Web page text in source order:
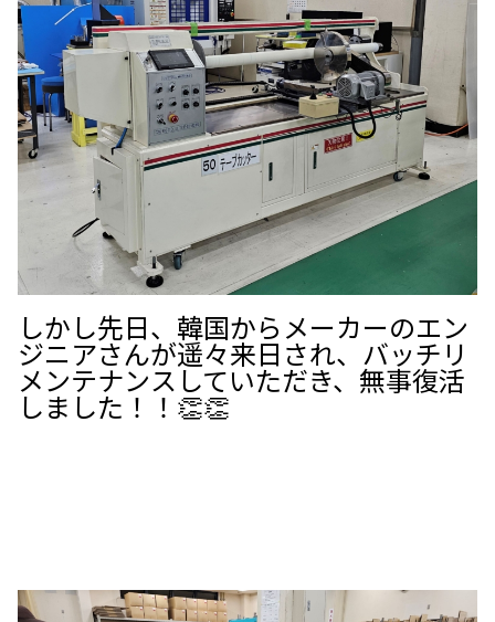
しかし先日、韓国からメーカーのエン
ジニアさんが遥々来日され、バッチリ
メンテナンスしていただき、無事復活
しました！！👏👏